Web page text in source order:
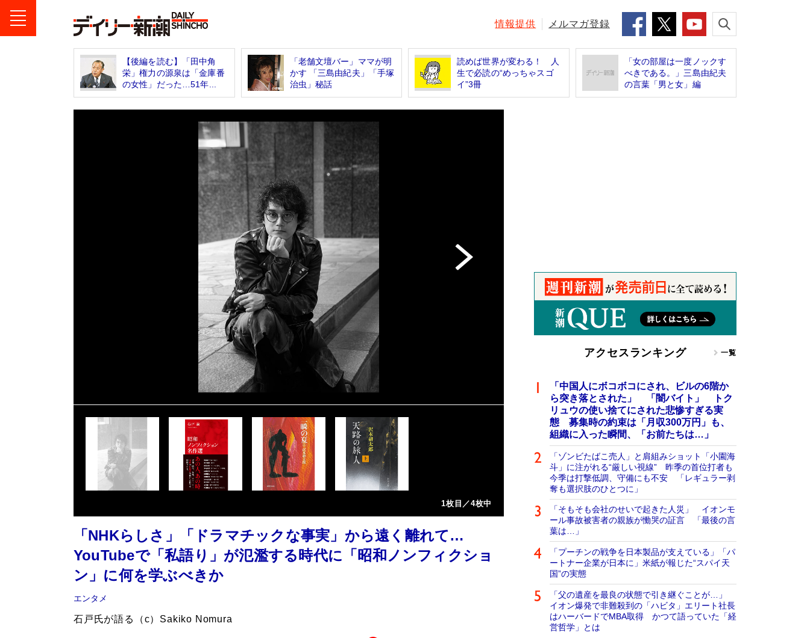
情報提供 メルマガ登録
【後編を読む】「田中角
栄」権力の源泉は「金庫番
の女性」だった…51年...
「老舗文壇バー」ママが明
かす 「三島由紀夫」「手塚
治虫」秘話
読めば世界が変わる！ 人
生で必読の“めっちゃスゴ
イ”3冊
「女の部屋は一度ノックす
べきである。」三島由紀夫
の言葉「男と女」編
1枚目／4枚中
「NHKらしさ」「ドラマチックな事実」から遠く離れて…
YouTubeで「私語り」が氾濫する時代に「昭和ノンフィクショ
ン」に何を学ぶべきか
エンタメ
石戸氏が語る（c）Sakiko Nomura
アクセスランキング 一覧
「中国人にボコボコにされ、ビルの6階か
ら突き落とされた」 「闇バイト」 トク
リュウの使い捨てにされた悲惨すぎる実
態 募集時の約束は「月収300万円」も、
組織に入った瞬間、「お前たちは…」
「ゾンビたばこ売人」と肩組みショット「小園海
斗」に注がれる“厳しい視線” 昨季の首位打者も
今季は打撃低調、守備にも不安 「レギュラー剥
奪も選択肢のひとつに」
「そもそも会社のせいで起きた人災」 イオンモ
ール事故被害者の親族が慟哭の証言 「最後の言
葉は…」
「プーチンの戦争を日本製品が支えている」「パ
ートナー企業が日本に」米紙が報じた“スパイ天
国”の実態
「父の遺産を最良の状態で引き継ぐことが…」
イオン爆発で非難殺到の「ハビタ」エリート社長
はハーバードでMBA取得 かつて語っていた「経
営哲学」とは